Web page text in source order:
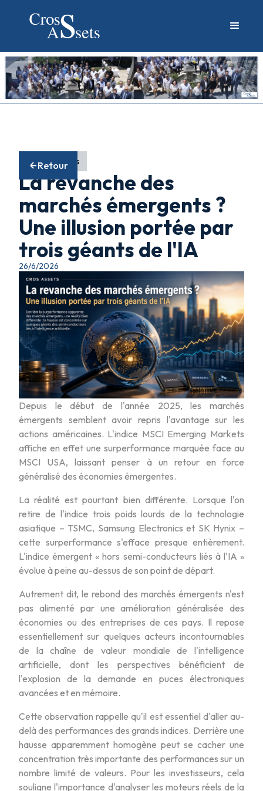
Retour
Fonds actions
La revanche des
marchés émergents ?
Une illusion portée par
trois géants de l'IA
26/6/2026
Depuis le début de l'année 2025, les marchés
émergents semblent avoir repris l'avantage sur les
actions américaines. L'indice MSCI Emerging Markets
affiche en effet une surperformance marquée face au
MSCI USA, laissant penser à un retour en force
généralisé des économies émergentes.
La réalité est pourtant bien différente. Lorsque l'on
retire de l'indice trois poids lourds de la technologie
asiatique – TSMC, Samsung Electronics et SK Hynix –
cette surperformance s'efface presque entièrement.
L'indice émergent « hors semi-conducteurs liés à l'IA »
évolue à peine au-dessus de son point de départ.
Autrement dit, le rebond des marchés émergents n'est
pas alimenté par une amélioration généralisée des
économies ou des entreprises de ces pays. Il repose
essentiellement sur quelques acteurs incontournables
de la chaîne de valeur mondiale de l'intelligence
artificielle, dont les perspectives bénéficient de
l'explosion de la demande en puces électroniques
avancées et en mémoire.
Cette observation rappelle qu'il est essentiel d'aller au-
delà des performances des grands indices. Derrière une
hausse apparemment homogène peut se cacher une
concentration très importante des performances sur un
nombre limité de valeurs. Pour les investisseurs, cela
souligne l'importance d'analyser les moteurs réels de la